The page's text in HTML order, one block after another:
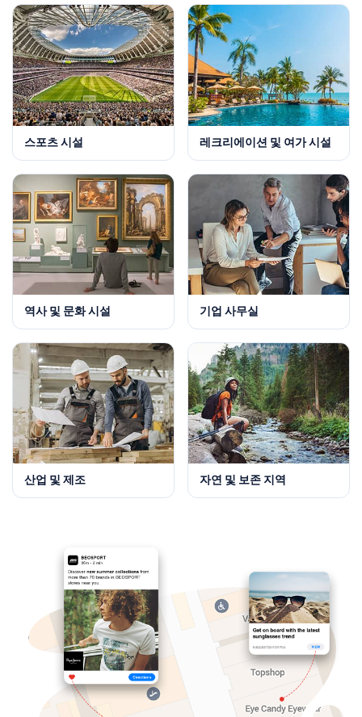
스포츠 시설 레크리에이션 및 여가 시설
역사 및 문화 시설 기업 사무실
산업 및 제조 자연 및 보존 지역